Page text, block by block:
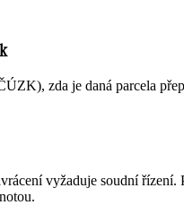
zda je daná parcela
vyžaduje soudní